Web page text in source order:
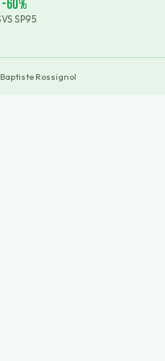
-60%
VS SP95
Rossignol